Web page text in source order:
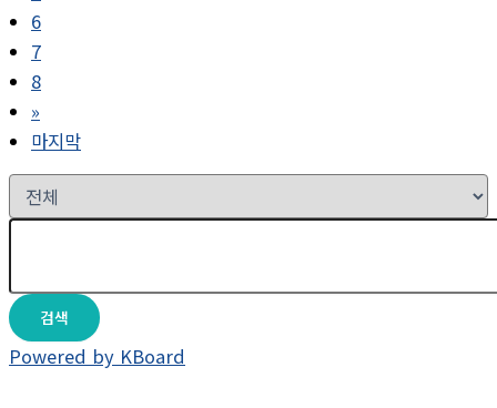
6
7
8
»
마지막
검색
Powered by KBoard